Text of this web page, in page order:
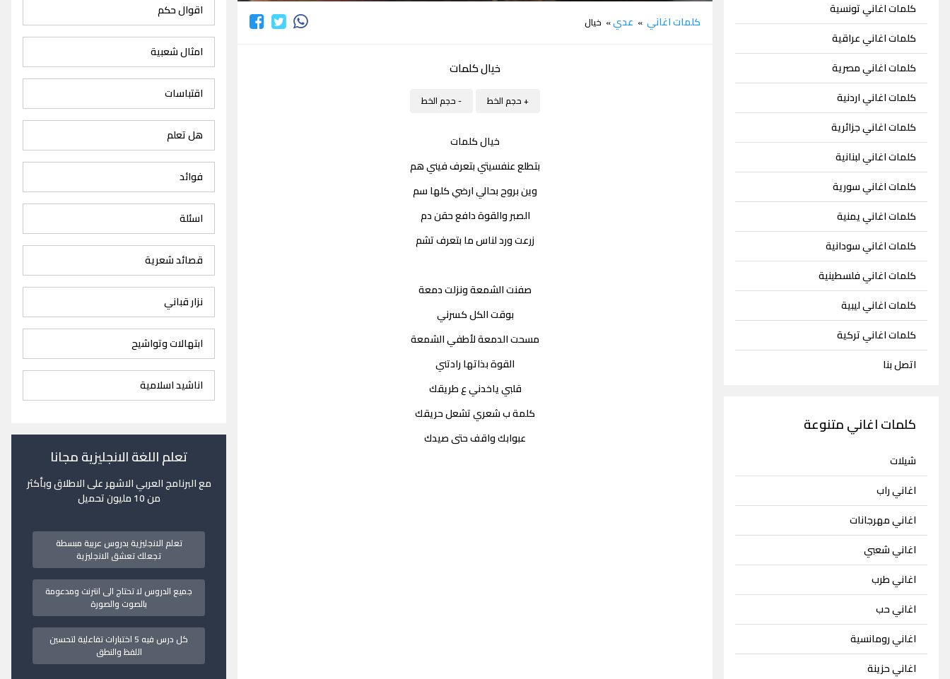
كلمات اغاني تونسية
كلمات اغاني عراقية
كلمات اغاني مصرية
كلمات اغاني اردنية
كلمات اغاني جزائرية
كلمات اغاني لبنانية
كلمات اغاني سورية
كلمات اغاني يمنية
كلمات اغاني سودانية
كلمات اغاني فلسطينية
كلمات اغاني ليبية
كلمات اغاني تركية
اتصل بنا
كلمات اغاني متنوعة
شيلات
اغاني راب
اغاني مهرجانات
اغاني شعبي
اغاني طرب
اغاني حب
اغاني رومانسية
اغاني حزينة
كلمات اغاني » عدي» خيال
خيال كلمات
+ حجم الخط - حجم الخط
خيال كلمات
بتطلع عنفسيتي بتعرف فيني هم
وين بروح بحالي ارضي كلها سم
الصبر والقوة دافع حقن دم
زرعت ورد لناس ما بتعرف تشم
صفنت الشمعة ونزلت دمعة
بوقت الكل كسرني
مسحت الدمعة لأطفي الشمعة
القوة بذاتها رادتني
قلبي ياخدني ع طريقك
كلمة ب شعري تشعل حريقك
عبوابك واقف حتى صيدك
اقوال حكم
امثال شعبية
اقتباسات
هل تعلم
فوائد
اسئلة
قصائد شعرية
نزار قباني
ابتهالات وتواشيح
اناشيد اسلامية
تعلم اللغة الانجليزية مجانا
مع البرنامج العربي الاشهر على الاطلاق وبأكثر
من 10 مليون تحميل
تعلم الانجليزية بدروس عربية مبسطة
تجعلك تعشق الانجليزية
جميع الدروس لا تحتاج الى انترنت ومدعومة
بالصوت والصورة
كل درس فيه 5 اختبارات تفاعلية لتحسين
اللفظ والنطق